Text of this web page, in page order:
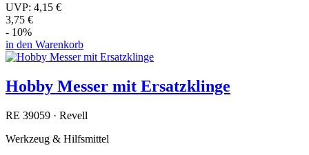
UVP: 4,15 €
3,75 €
- 10%
in den Warenkorb
Hobby Messer mit Ersatzklinge
RE 39059 · Revell
Werkzeug & Hilfsmittel